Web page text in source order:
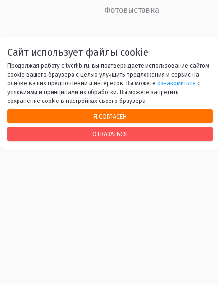
Фотовыставка
Назад 1 ... 43 44
46 47 ... 53 Вперед
Сайт использует файлы cookie
Продолжая работу с tverlib.ru, вы подтверждаете использование сайтом
cookie вашего браузера с целью улучшить предложения и сервис на
основе ваших предпочтений и интересов. Вы можете ознакомиться с
условиями и принципами их обработки. Вы можете запретить
сохранение cookie в настройках своего браузера.
Я СОГЛАСЕН
ОТКАЗАТЬСЯ